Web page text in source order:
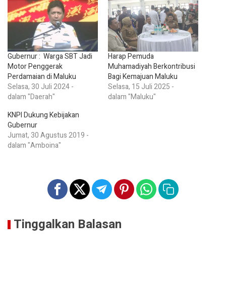
Gubernur : Warga SBT Jadi
Motor Penggerak
Perdamaian di Maluku
Selasa, 30 Juli 2024 -
dalam "Daerah"
Harap Pemuda
Muhamadiyah Berkontribusi
Bagi Kemajuan Maluku
Selasa, 15 Juli 2025 -
dalam "Maluku"
KNPI Dukung Kebijakan
Gubernur
Jumat, 30 Agustus 2019 -
dalam "Amboina"
Tinggalkan Balasan